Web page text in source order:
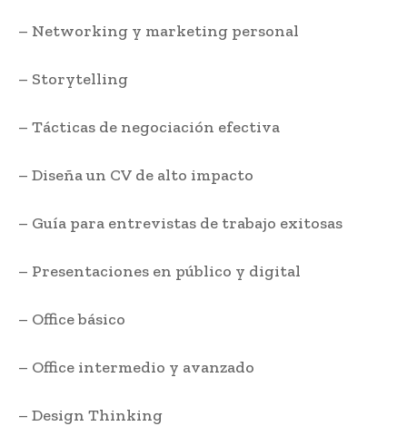
– Networking y marketing personal
– Storytelling
– Tácticas de negociación efectiva
– Diseña un CV de alto impacto
– Guía para entrevistas de trabajo exitosas
– Presentaciones en público y digital
– Office básico
– Office intermedio y avanzado
– Design Thinking